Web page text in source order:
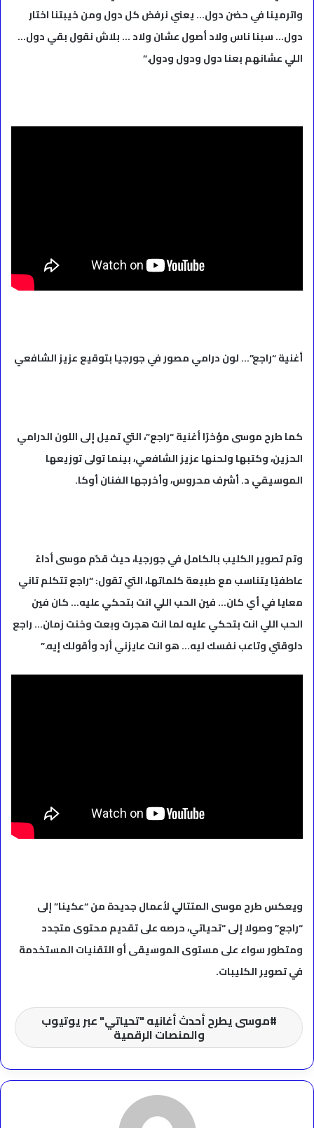
واترمينا في حضن دول… يعني نرفض كل دول ومن خيبتنا اختار
دول… سبنا ناس ولاد أصول عشان ولاد … بلاش نقول بقي دول…
اللي عشانهم بعنا دول ودول ودول.”
أغنية “راجع”… لون درامي مصور في جورجيا بتوقيع عزيز الشافعي
كما طرح موسى مؤخرًا أغنية “راجع”، التي تميل إلى اللون الدرامي
الحزين، وكتبها ولحنها عزيز الشافعي، بينما تولى توزيعها
الموسيقي د. أشرف محروس، وأخرجها الفنان أوكا.
وتم تصوير الكليب بالكامل في جورجيا، حيث قدّم موسى أداءً
عاطفيًا يتناسب مع طبيعة كلماتها، التي تقول: “راجع تتكلم تاني
معايا في أي كان… فين الحب اللي انت بتحكي عليه… كان فين
الحب اللي انت بتحكي عليه لما انت هجرت وبعت وخنت زمان… راجع
دلوقتي وتاعب نفسك ليه… هو انت عايزني أرد وأقولك إيه.”
ويعكس طرح موسى المتتالي لأعمال جديدة من “عكينا” إلى
“راجع” وصولا إلى “تحياتي، حرصه على تقديم محتوى متجدد
ومتطور سواء على مستوى الموسيقى أو التقنيات المستخدمة
في تصوير الكليبات.
موسى يطرح أحدث أغانيه "تحياتي" عبر يوتيوب
والمنصات الرقمية